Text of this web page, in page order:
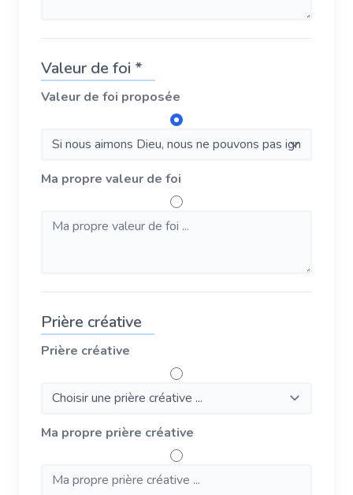
Valeur de foi *
Valeur de foi proposée
Ma propre valeur de foi
Prière créative
Prière créative
Ma propre prière créative